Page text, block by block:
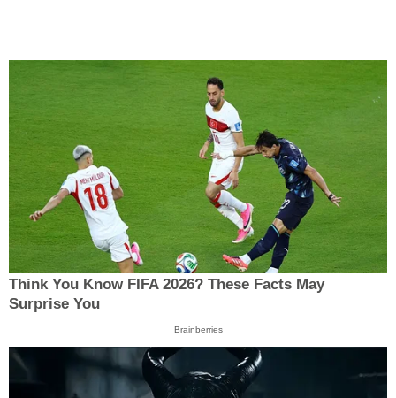
Think You Know FIFA 2026? These Facts May
Surprise You
Brainberries